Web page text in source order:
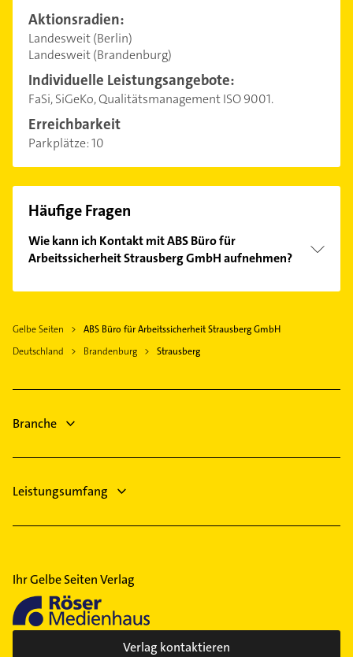
Aktionsradien:
Landesweit (Berlin)
Landesweit (Brandenburg)
Individuelle Leistungsangebote:
FaSi, SiGeKo, Qualitätsmanagement ISO 9001.
Erreichbarkeit
Parkplätze:10
Häufige Fragen
Wie kann ich Kontakt mit ABS Büro für
Arbeitssicherheit Strausberg GmbH aufnehmen?
Adresse oder Mail in unserem Kontaktdaten-Bereich
auswählen. Hier finden Sie alleKontaktdaten
Gelbe Seiten
ABS Büro für Arbeitssicherheit Strausberg GmbH
Deutschland
Brandenburg Strausberg
Branche
Leistungsumfang
Ihr Gelbe Seiten Verlag
Verlag kontaktieren